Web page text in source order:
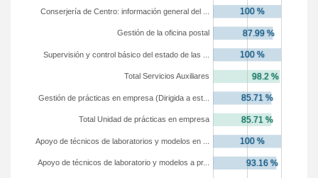
Apoyo de técnicos de laboratorio y modelos a pr...
Apoyo de técnicos de laboratorios y modelos en ...
Total Unidad de prácticas en empresa
Gestión de prácticas en empresa (Dirigida a est...
Total Servicios Auxiliares
Supervisión y control básico del estado de las ...
Gestión de la oficina postal
Conserjería de Centro: información general del ...